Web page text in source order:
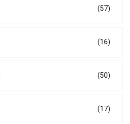
(57)
(16)
(50)
(17)